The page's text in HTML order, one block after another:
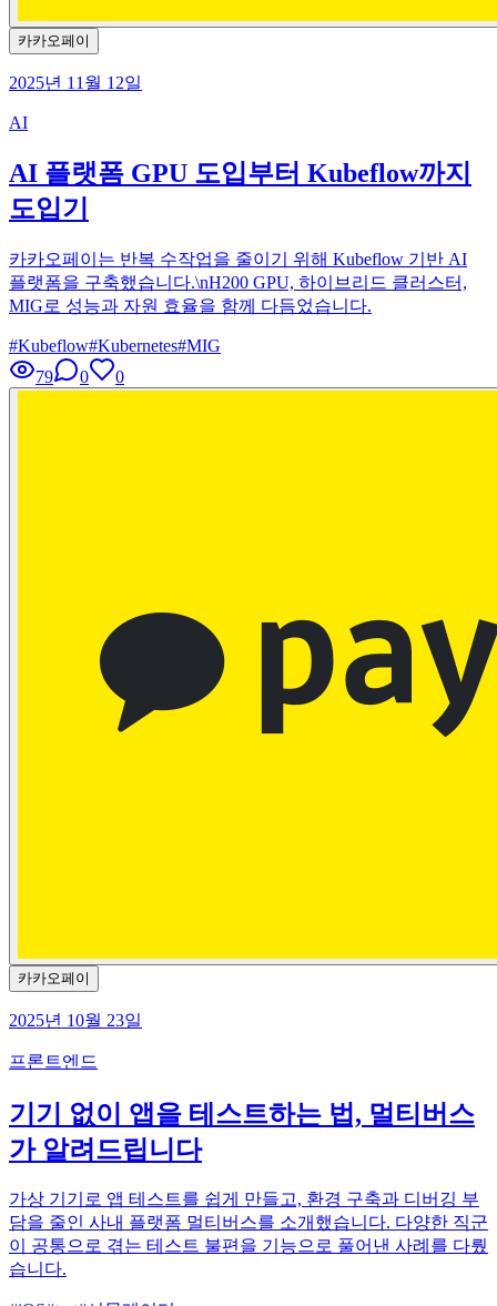
카카오페이
2025년 11월 12일
AI
AI 플랫폼 GPU 도입부터 Kubeflow까지
도입기
카카오페이는 반복 수작업을 줄이기 위해 Kubeflow 기반 AI
플랫폼을 구축했습니다.\nH200 GPU, 하이브리드 클러스터,
MIG로 성능과 자원 효율을 함께 다듬었습니다.
#Kubeflow#Kubernetes#MIG
79
0 0
카카오페이
2025년 10월 23일
프론트엔드
기기 없이 앱을 테스트하는 법, 멀티버스
가 알려드립니다
가상 기기로 앱 테스트를 쉽게 만들고, 환경 구축과 디버깅 부
담을 줄인 사내 플랫폼 멀티버스를 소개했습니다. 다양한 직군
이 공통으로 겪는 테스트 불편을 기능으로 풀어낸 사례를 다뤘
습니다.